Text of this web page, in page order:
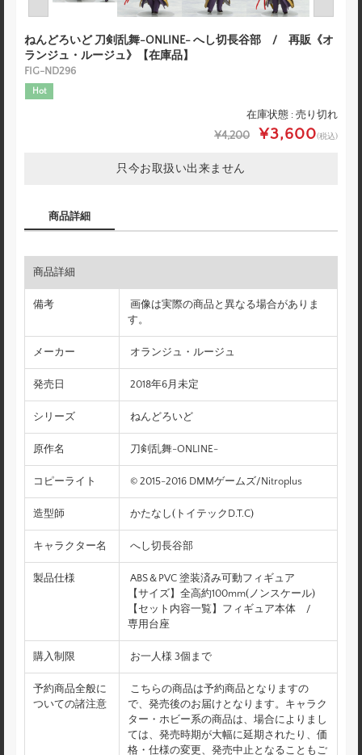
ねんどろいど 刀剣乱舞-ONLINE- へし切長谷部 / 再販《オ
ランジュ・ルージュ》【在庫品】
FIG-ND296
Hot
在庫状態 : 売り切れ
¥4,200 ¥3,600(税込)
只今お取扱い出来ません
商品詳細
商品詳細
備考
画像は実際の商品と異なる場合がありま
す。
メーカー オランジュ・ルージュ
発売日 2018年6月未定
シリーズ ねんどろいど
原作名 刀剣乱舞-ONLINE-
コピーライト © 2015-2016 DMMゲームズ/Nitroplus
造型師 かたなし(トイテックD.T.C)
キャラクター名 へし切長谷部
製品仕様
ABS＆PVC 塗装済み可動フィギュア
【サイズ】全高約100mm(ノンスケール)
【セット内容一覧】フィギュア本体 /
専用台座
購入制限 お一人様 3個まで
予約商品全般に
ついての諸注意
こちらの商品は予約商品となりますの
で、発売後のお届けとなります。キャラク
ター・ホビー系の商品は、場合によりまし
ては、発売時期が大幅に延期されたり、価
格・仕様の変更、発売中止となることもご